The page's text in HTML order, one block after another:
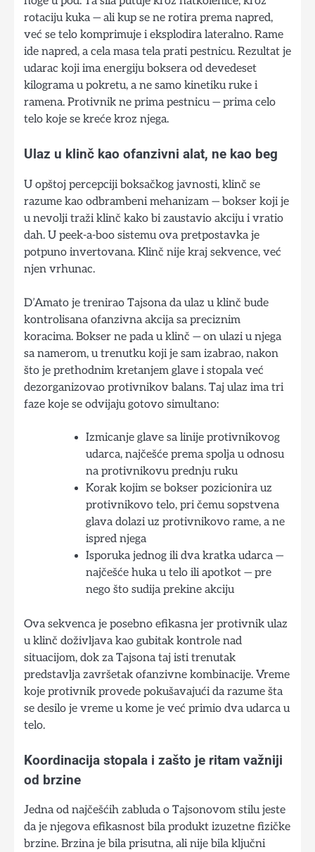
rotaciju kuka — ali kup se ne rotira prema napred,
već se telo komprimuje i eksplodira lateralno. Rame
ide napred, a cela masa tela prati pestnicu. Rezultat je
udarac koji ima energiju boksera od devedeset
kilograma u pokretu, a ne samo kinetiku ruke i
ramena. Protivnik ne prima pestnicu — prima celo
telo koje se kreće kroz njega.
Ulaz u klinč kao ofanzivni alat, ne kao beg
U opštoj percepciji boksačkog javnosti, klinč se
razume kao odbrambeni mehanizam — bokser koji je
u nevolji traži klinč kako bi zaustavio akciju i vratio
dah. U peek-a-boo sistemu ova pretpostavka je
potpuno invertovana. Klinč nije kraj sekvence, već
njen vrhunac.
D’Amato je trenirao Tajsona da ulaz u klinč bude
kontrolisana ofanzivna akcija sa preciznim
koracima. Bokser ne pada u klinč — on ulazi u njega
sa namerom, u trenutku koji je sam izabrao, nakon
što je prethodnim kretanjem glave i stopala već
dezorganizovao protivnikov balans. Taj ulaz ima tri
faze koje se odvijaju gotovo simultano:
Izmicanje glave sa linije protivnikovog
udarca, najčešće prema spolja u odnosu
na protivnikovu prednju ruku
Korak kojim se bokser pozicionira uz
protivnikovo telo, pri čemu sopstvena
glava dolazi uz protivnikovo rame, a ne
ispred njega
Isporuka jednog ili dva kratka udarca —
najčešće huka u telo ili apotkot — pre
nego što sudija prekine akciju
Ova sekvenca je posebno efikasna jer protivnik ulaz
u klinč doživljava kao gubitak kontrole nad
situacijom, dok za Tajsona taj isti trenutak
predstavlja završetak ofanzivne kombinacije. Vreme
koje protivnik provede pokušavajući da razume šta
se desilo je vreme u kome je već primio dva udarca u
telo.
Koordinacija stopala i zašto je ritam važniji
od brzine
Jedna od najčešćih zabluda o Tajsonovom stilu jeste
da je njegova efikasnost bila produkt izuzetne fizičke
brzine. Brzina je bila prisutna, ali nije bila ključni